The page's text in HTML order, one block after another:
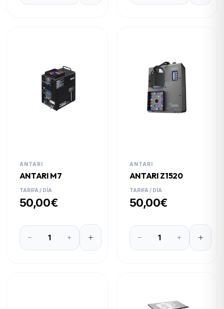
ANTARI
ANTARI M7
TARIFA / DÍA
50,00€
ANTARI
ANTARI Z1520
TARIFA / DÍA
50,00€